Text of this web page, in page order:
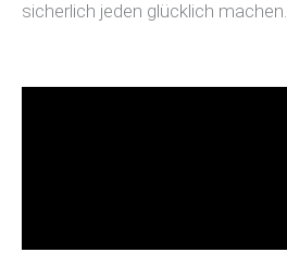
sicherlich jeden glücklich machen.